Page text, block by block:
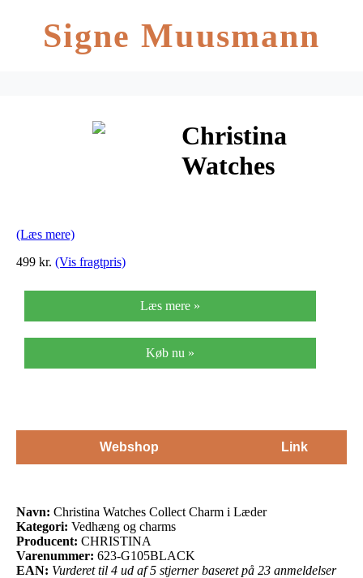
Signe Muusmann
Christina
Watches
(Læs mere)
499 kr. (Vis fragtpris)
Læs mere »
Køb nu »
Webshop Link
Navn: Christina Watches Collect Charm i Læder
Kategori: Vedhæng og charms
Producent: CHRISTINA
Varenummer: 623-G105BLACK
EAN: Vurderet til 4 ud af 5 stjerner baseret på 23 anmeldelser